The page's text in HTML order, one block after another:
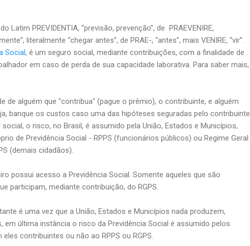
Latim PREVIDENTIA, “previsão, prevenção”, de PRAEVENIRE,
literalmente “chegar antes”, de PRAE-, “antes”, mais VENIRE, “vir”.
Social, é um seguro social, mediante contribuições, com a finalidade de
em caso de perda de sua capacidade laborativa. Para saber mais,
de alguém que "contribua" (pague o prêmio), o contribuinte, e alguém
banque os custos caso uma das hipóteses seguradas pelo contribuinte
o risco, no Brasil, é assumido pela União, Estados e Municípios,
de Previdência Social - RPPS (funcionários públicos) ou Regime Geral
(demais cidadãos).
possui acesso a Previdência Social. Somente aqueles que são
participam, mediante contribuição, do RGPS.
é uma vez que a União, Estados e Municípios nada produzem,
em última instância o risco da Previdência Social é assumido pelos
contribuintes ou não ao RPPS ou RGPS.